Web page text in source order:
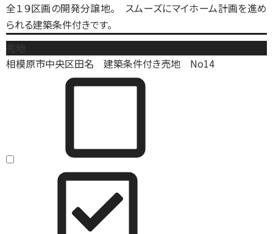
全１９区画の開発分譲地。 スムーズにマイホーム計画を進め
られる建築条件付きです。
相模原市中央区田名 建築条件付き売地 No14